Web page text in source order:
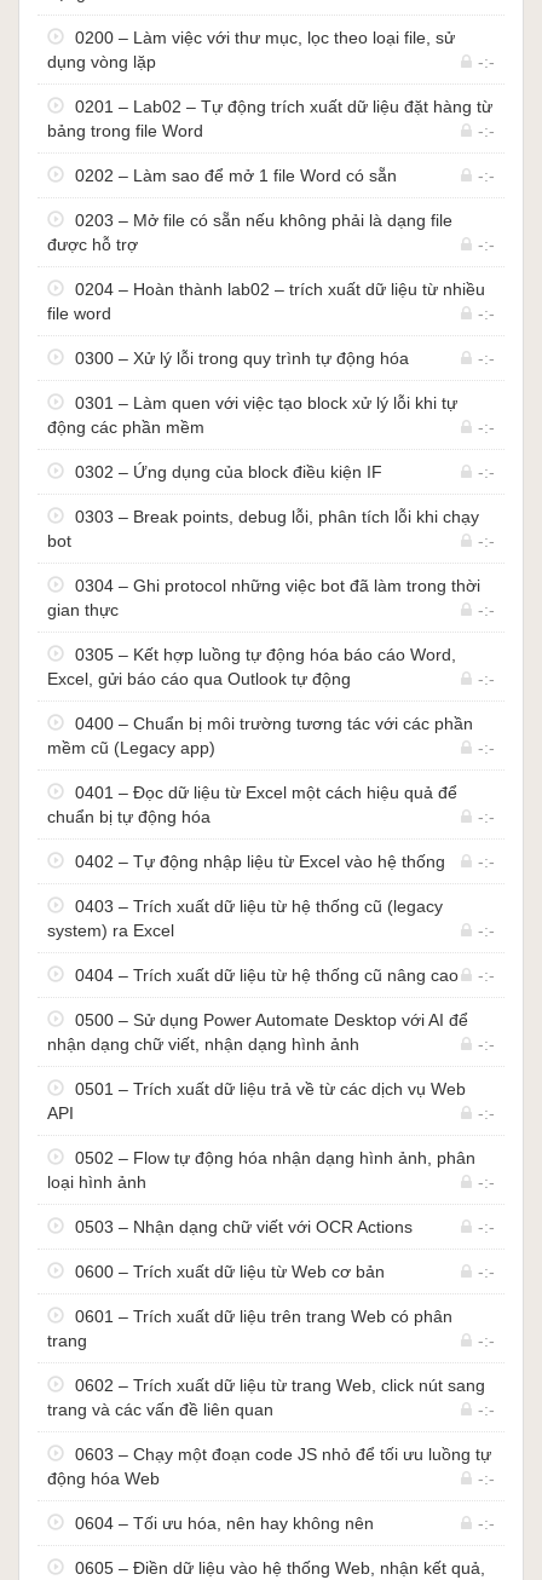
Nhập dữ liệu từ hệ thống cũ sang hệ thống mới
Nhập dữ liệu từ file Excel lên hệ thống Web,
tương tác với dữ liệu trên hệ thống Web và trích
xuất dữ liệu từ đây về để lưu trữ rồi gửi Email
thông báo cho các bên liên quan
Trích xuất dữ liệu từ hình ảnh với sự trợ giúp của
các công cụ trí tuệ nhân tạo, nhận dạng hình ảnh,
chữ viết được hỗ trợ sẵn trong Power Automate
Desktop mà không cần viết một dòng code nào
Lấy dữ liệu đơn giản từ Web về Excel chỉ với một
Copy thư mục, tài liệu, sao lưu, lưu trữ dữ liệu tự
động sau đó gửi báo cáo.
Tự động hóa các ứng dụng khác không nằm trong
bộ Office của Microsoft
Truy cập vào cơ sở dữ liệu SQL, lấy dữ liệu, làm
báo cáo, gửi thư đến các bộ phận khác trong công
ty.
Gửi và nhận Email qua Outlook, tự động
download tài liệu đính kèm, xử lý công việc, sau
đó copy file kết quả đã xử lý vào thư mục định
sẵn…
Và rất nhiều luồng tự động hóa khác nữa nếu bạn
kết hợp với các công cụ như
trình Python,tự động hóa SAP ERP qua GUI
Scripting
Một số câu hỏi
Tôi không biết lập trình, thì có học được không?
Trả lời: Power Automate Desktop được thiết kế ra
để người dùng không cần biết lập trình vẫn có thể
tự động hóa được các quy trình làm việc lặp đi lặp
lại của mình, nên bạn không cần phải biết lập trình
thì vẫn có thể học sử dụng Power Automate
Desktop một cách hoàn toàn bình thường.
Tôi biết lập trình một ít VBA trong Excel, tôi có lợi
ích gì hơn khi sử dụng Power Automate Desktop
không? Trả lời: nếu bạn đã có kiến thức lập trình
VBA, thì xin chúc mừng bạn, với sự kết hợp sử
dụng Power Automate Desktop, bạn sẽ mất rất ít
thời gian để tự động hóa được một quy trình của
bạn, và thậm chí còn mở rộng và tối ưu được quy
trình làm việc của bạn nhiều hơn nữa.
Tôi có thể học tự động hóa các công việc của tôi
nhanh thế nào? Trả lời: với sự ra đời của các
công cụ làm việc không-cần-biết-code, việc học
các công cụ này cũng trở nên rất nhanh bởi vì
phần mềm rất dễ sử dụng, thân thiện với người
dùng, không yêu cầu kiến thức về kỹ thuật cao.
Ai là giảng viên của khóa học, kinh nghiệm trong
ngành như thế nào? Trả lời: giảng viên của khóa
học là chuyên gia Nguyễn Đức Thanh, anh đã
làm việc và có kinh nghiệm trong lĩnh vực tư vấn
và triển khai tự động hóa quy trình (RPA) cho
nhiều công ty và tập đoàn tại Đức từ năm 2015
đến giờ. Bạn có thể đọc thêm trong phần thông tin
giảng viên bên dưới.
0200 – Làm việc với thư mục, lọc theo loại file, sử
dụng vòng lặp
-:-
0201 – Lab02 – Tự động trích xuất dữ liệu đặt hàng từ
bảng trong file Word
-:-
0202 – Làm sao để mở 1 file Word có sẵn -:-
0203 – Mở file có sẵn nếu không phải là dạng file
được hỗ trợ
-:-
0204 – Hoàn thành lab02 – trích xuất dữ liệu từ nhiều
file word
-:-
0300 – Xử lý lỗi trong quy trình tự động hóa -:-
0301 – Làm quen với việc tạo block xử lý lỗi khi tự
động các phần mềm
-:-
0302 – Ứng dụng của block điều kiện IF -:-
0303 – Break points, debug lỗi, phân tích lỗi khi chạy
bot
-:-
0304 – Ghi protocol những việc bot đã làm trong thời
gian thực
-:-
0305 – Kết hợp luồng tự động hóa báo cáo Word,
Excel, gửi báo cáo qua Outlook tự động
-:-
0400 – Chuẩn bị môi trường tương tác với các phần
mềm cũ (Legacy app)
-:-
0401 – Đọc dữ liệu từ Excel một cách hiệu quả để
chuẩn bị tự động hóa
-:-
0402 – Tự động nhập liệu từ Excel vào hệ thống -:-
0403 – Trích xuất dữ liệu từ hệ thống cũ (legacy
system) ra Excel
-:-
0404 – Trích xuất dữ liệu từ hệ thống cũ nâng cao -:-
0500 – Sử dụng Power Automate Desktop với AI để
nhận dạng chữ viết, nhận dạng hình ảnh
-:-
0501 – Trích xuất dữ liệu trả về từ các dịch vụ Web
API
-:-
0502 – Flow tự động hóa nhận dạng hình ảnh, phân
loại hình ảnh
-:-
0503 – Nhận dạng chữ viết với OCR Actions -:-
0600 – Trích xuất dữ liệu từ Web cơ bản -:-
0601 – Trích xuất dữ liệu trên trang Web có phân
trang
-:-
0602 – Trích xuất dữ liệu từ trang Web, click nút sang
trang và các vấn đề liên quan
-:-
0603 – Chạy một đoạn code JS nhỏ để tối ưu luồng tự
động hóa Web
-:-
0604 – Tối ưu hóa, nên hay không nên -:-
0605 – Điền dữ liệu vào hệ thống Web, nhận kết quả,